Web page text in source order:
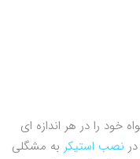
خود را در هر اندازه ای
نصب استیکر به مشگلی